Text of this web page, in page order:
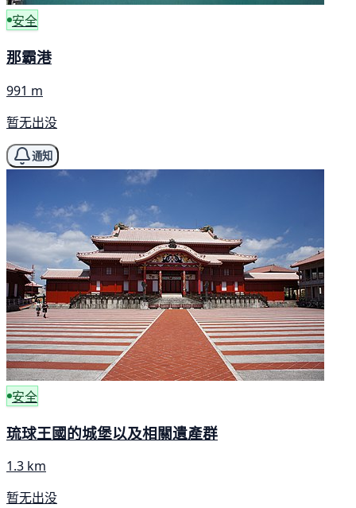
安全
那霸港
991 m
暂无出没
通知
安全
琉球王國的城堡以及相關遺產群
1.3 km
暂无出没